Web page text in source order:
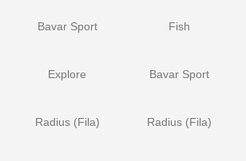
Bavar Sport
Explore
Radius (Fila)
Fish
Bavar Sport
Radius (Fila)